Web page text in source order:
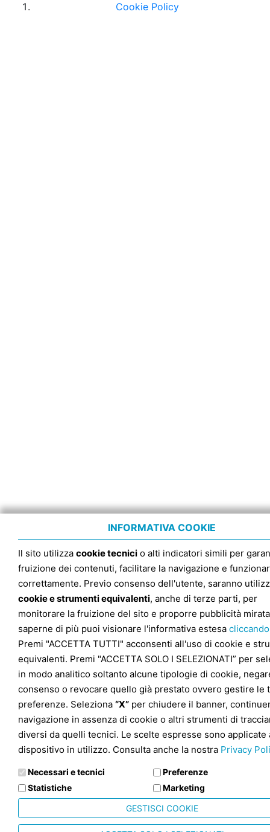
Cookie Policy
INFORMATIVA COOKIE
Il sito utilizza cookie tecnici o alti indicatori simili per
fruizione dei contenuti, facilitare la navigazione e
correttamente. Previo consenso dell'utente, saranno
cookie e strumenti equivalenti, anche di terze parti, per
monitorare la fruizione del sito e proporre pubblicità
saperne di più puoi visionare l'informativa estesa
Premi "ACCETTA TUTTI" acconsenti all'uso di cookie e
equivalenti. Premi "ACCETTA SOLO I SELEZIONATI” per
in modo analitico soltanto alcune tipologie di cookie,
consenso o revocare quello già prestato ovvero gestire le
preferenze. Seleziona “X” per chiudere il banner,
navigazione in assenza di cookie o altri strumenti di
diversi da quelli tecnici. Le scelte espresse sono applicate
dispositivo in utilizzo. Consulta anche la nostra Privacy
Necessari e tecnici
Preferenze
Statistiche
Marketing
GESTISCI COOKIE